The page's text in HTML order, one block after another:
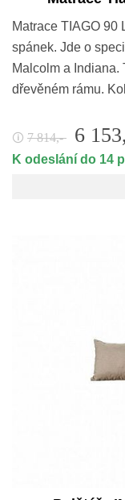
Matrace TIAGO 90
spánek. Jde o
Malcolm a Indiana.
dřevěném rámu.
🛈 7 814,- 6
K odeslání do 14